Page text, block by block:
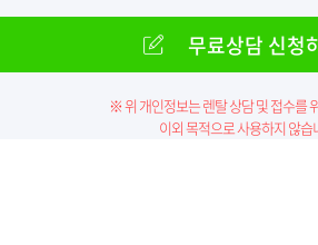
무료상담 신청
※ 위 개인정보는 렌탈 상담 및 접수를
이외 목적으로 사용하지 않습